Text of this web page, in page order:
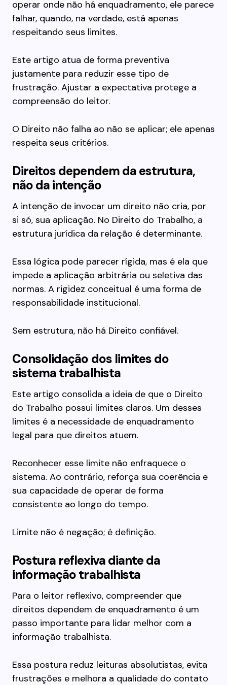
operar onde não há enquadramento, ele parece
falhar, quando, na verdade, está apenas
respeitando seus limites.
Este artigo atua de forma preventiva
justamente para reduzir esse tipo de
frustração. Ajustar a expectativa protege a
compreensão do leitor.
O Direito não falha ao não se aplicar; ele apenas
respeita seus critérios.
Direitos dependem da estrutura,
não da intenção
A intenção de invocar um direito não cria, por
si só, sua aplicação. No Direito do Trabalho, a
estrutura jurídica da relação é determinante.
Essa lógica pode parecer rígida, mas é ela que
impede a aplicação arbitrária ou seletiva das
normas. A rigidez conceitual é uma forma de
responsabilidade institucional.
Sem estrutura, não há Direito confiável.
Consolidação dos limites do
sistema trabalhista
Este artigo consolida a ideia de que o Direito
do Trabalho possui limites claros. Um desses
limites é a necessidade de enquadramento
legal para que direitos atuem.
Reconhecer esse limite não enfraquece o
sistema. Ao contrário, reforça sua coerência e
sua capacidade de operar de forma
consistente ao longo do tempo.
Limite não é negação; é definição.
Postura reflexiva diante da
informação trabalhista
Para o leitor reflexivo, compreender que
direitos dependem de enquadramento é um
passo importante para lidar melhor com a
informação trabalhista.
Essa postura reduz leituras absolutistas, evita
frustrações e melhora a qualidade do contato